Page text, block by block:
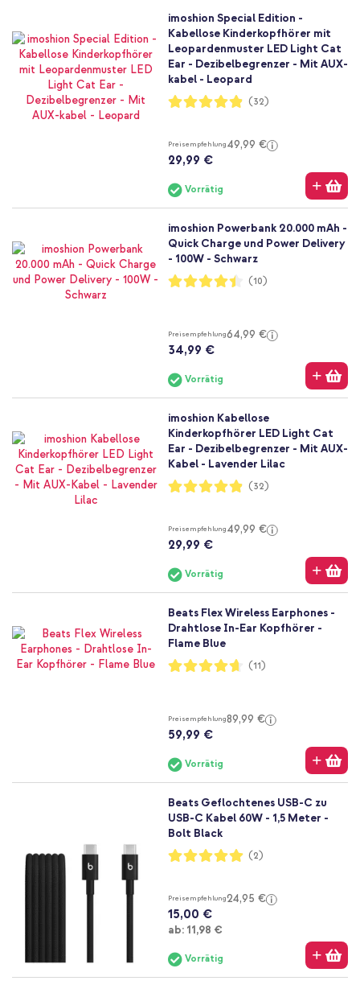
imoshion Special Edition -
Kabellose Kinderkopfhörer mit
Leopardenmuster LED Light Cat
Ear - Dezibelbegrenzer - Mit AUX-
kabel - Leopard
Bewertung:
97%
(32)
Preisempfehlung49,99 €
29,99 €
Vorrätig
imoshion Powerbank 20.000 mAh -
Quick Charge und Power Delivery
- 100W - Schwarz
Bewertung:
88%
(10)
Preisempfehlung64,99 €
34,99 €
Vorrätig
imoshion Kabellose
Kinderkopfhörer LED Light Cat
Ear - Dezibelbegrenzer - Mit AUX-
Kabel - Lavender Lilac
Bewertung:
97%
(32)
Preisempfehlung49,99 €
29,99 €
Vorrätig
Beats Flex Wireless Earphones -
Drahtlose In-Ear Kopfhörer -
Flame Blue
Bewertung:
93%
(11)
Preisempfehlung89,99 €
59,99 €
Vorrätig
Beats Geflochtenes USB-C zu
USB-C Kabel 60W - 1,5 Meter -
Bolt Black
Bewertung:
100%
(2)
Preisempfehlung24,95 €
15,00 €
ab: Ab
11,98 €
Vorrätig